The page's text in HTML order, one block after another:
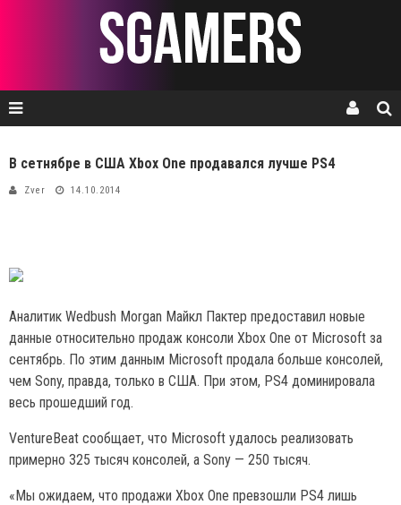
В сетнябре в США Xbox One продавался лучше PS4
Zver 14.10.2014
Аналитик Wedbush Morgan Майкл Пактер предоставил новые
данные относительно продаж консоли Xbox One от Microsoft за
сентябрь. По этим данным Microsoft продала больше консолей,
чем Sony, правда, только в США. При этом, PS4 доминировала
весь прошедший год.
VentureBeat сообщает, что Microsoft удалось реализовать
примерно 325 тысяч консолей, а Sony — 250 тысяч.
«Мы ожидаем, что продажи Xbox One превзошли PS4 лишь